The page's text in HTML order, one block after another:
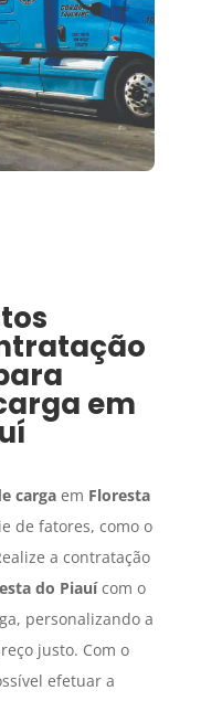
em
cargaem Floresta
de fatores, como o
a contratação
do Piauícom o
personalizando a
justo. Com o
efetuar a